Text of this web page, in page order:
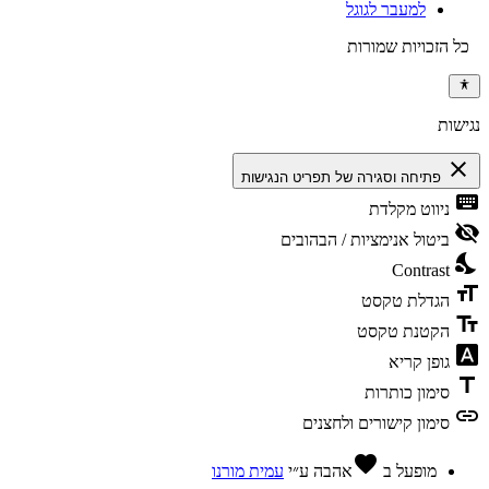
למעבר לגוגל
הזכויות שמורות
פתיחה וסגירה של תפריט הנגישות
ניווט מקלדת
ביטול אנימציות / הבהובים
Contrast
הגדלת טקסט
הקטנת טקסט
גופן קריא
סימון כותרות
סימון קישורים ולחצנים
מופעל בfavorite אהבהע״י עמית מורנו